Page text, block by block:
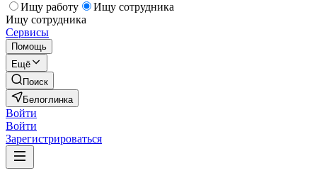
Ищу работу
Ищу сотрудника
Ищу сотрудника
Сервисы
Помощь
Ещё
Поиск
Белоглинка
Войти
Войти
Зарегистрироваться